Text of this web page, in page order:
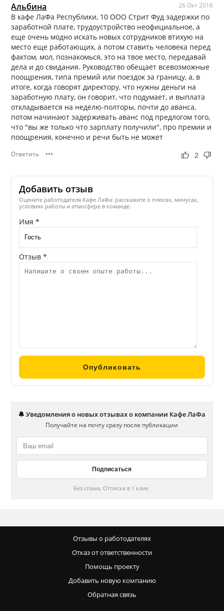
Альбина 26 Окт 2016
В кафе ЛаФа Республики, 10 ООО Стрит Фуд задержки по
заработной плате, трудоустройство неофициальное, а
еще очень модно искать новых сотрудников втихую на
место еще работающих, а потом ставить человека перед
фактом, мол, познакомься, это на твое место, передавай
дела и до свидания. Руководство обещает всевозможные
поощрения, типа премий или поездок за границу, а, в
итоге, когда говорят директору, что нужны деньги на
заработную плату, он говорит, что подумает, и выплата
откладывается на неделю-полторы, почти до аванса,
потом начинают задерживать аванс под предлогом того,
что "вы же только что зарплату получили", про премии и
поощрения, конечно и речи быть не может
Ответить ••• thumb_up thumb_down
2
Добавить отзыв
Оцените работодателя Кафе ЛаФа: расскажите о плюсах, минусах,
условиях работы и атмосфере в команде.
Имя *
Отзыв *
🔔 Уведомления о новых отзывах о компании Кафе ЛаФа
Получайте на почту сразу после публикации
Без спама. Отписка в 1 клик.
Отзывы о работодателях
Отказ от ответственности
Помощь проекту
Добавить новую компанию
Обратная связь